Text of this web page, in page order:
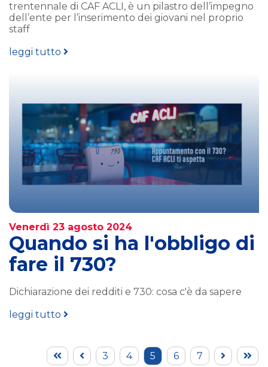
trentennale di CAF ACLI, è un pilastro dell’impegno
dell’ente per l’inserimento dei giovani nel proprio
staff
leggi tutto
Venerdì 23 agosto 2024
Quando si ha l'obbligo di
fare il 730?
Dichiarazione dei redditi e 730: cosa c'è da sapere
leggi tutto
3 4 5 6 7